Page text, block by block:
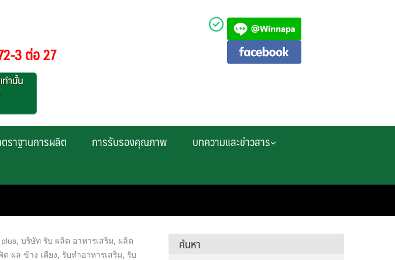
3 ต่อ 27
ราฐานการผลิต การรับรองคุณภาพ
บทความและข่าวสาร
บริษัท รับ ผลิต อาหารเสริม
ผลิต
ต ผล ข้าง เคียง รับทำอาหารเสริม
รับ
ค้นหา